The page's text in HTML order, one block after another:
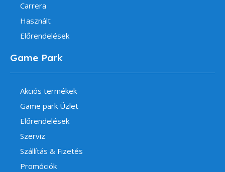
Carrera
Használt
Előrendelések
Game Park
Akciós termékek
Game park Üzlet
Előrendelések
Szerviz
Szállítás & Fizetés
Promóciók